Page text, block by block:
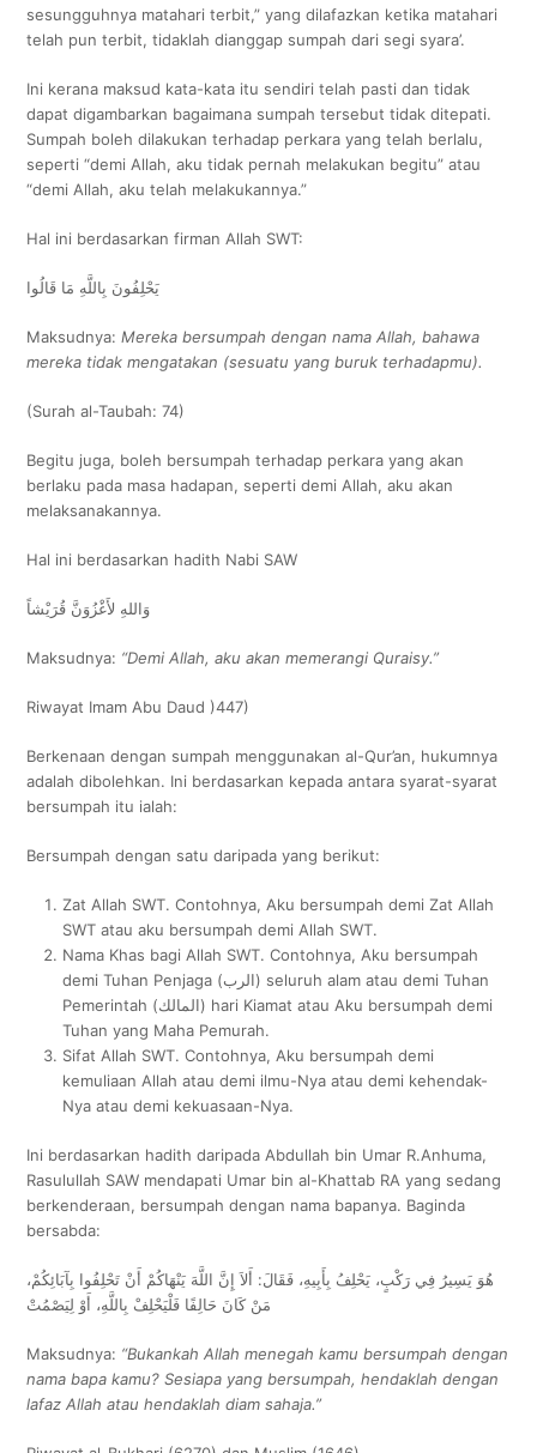
sesungguhnya matahari terbit,” yang dilafazkan ketika matahari
telah pun terbit, tidaklah dianggap sumpah dari segi syara’.
Ini kerana maksud kata-kata itu sendiri telah pasti dan tidak
dapat digambarkan bagaimana sumpah tersebut tidak ditepati.
Sumpah boleh dilakukan terhadap perkara yang telah berlalu,
seperti “demi Allah, aku tidak pernah melakukan begitu” atau
“demi Allah, aku telah melakukannya.”
Hal ini berdasarkan firman Allah SWT:
يَحْلِفُونَ بِاللَّهِ مَا قَالُوا
Maksudnya:Mereka bersumpah dengan nama Allah, bahawa
mereka tidak mengatakan (sesuatu yang buruk terhadapmu).
(Surah al-Taubah: 74)
Begitu juga, boleh bersumpah terhadap perkara yang akan
berlaku pada masa hadapan, seperti demi Allah, aku akan
melaksanakannya.
Hal ini berdasarkan hadith Nabi SAW
وَاللهِ لأَغْزُوَنَّ قُرَيْشاً
Maksudnya: “Demi Allah, aku akan memerangi Quraisy.”
Riwayat Imam Abu Daud )447)
Berkenaan dengan sumpah menggunakan al-Qur’an, hukumnya
adalah dibolehkan. Ini berdasarkan kepada antara syarat-syarat
bersumpah itu ialah:
Bersumpah dengan satu daripada yang berikut:
Zat Allah SWT. Contohnya, Aku bersumpah demi Zat Allah
SWT atau aku bersumpah demi Allah SWT.
Nama Khas bagi Allah SWT. Contohnya, Aku bersumpah
demi Tuhan Penjaga (الرب) seluruh alam atau demi Tuhan
Pemerintah (المالك) hari Kiamat atau Aku bersumpah demi
Tuhan yang Maha Pemurah.
Sifat Allah SWT. Contohnya, Aku bersumpah demi
kemuliaan Allah atau demi ilmu-Nya atau demi kehendak-
Nya atau demi kekuasaan-Nya.
Ini berdasarkan hadith daripada Abdullah bin Umar R.Anhuma,
Rasulullah SAW mendapati Umar bin al-Khattab RA yang sedang
berkenderaan, bersumpah dengan nama bapanya. Baginda
bersabda:
هُوَ يَسِيرُ فِي رَكْبٍ، يَحْلِفُ بِأَبِيهِ، فَقَالَ: أَلاَ إِنَّ اللَّهَ يَنْهَاكُمْ أَنْ تَحْلِفُوا بِآبَائِكُمْ،
مَنْ كَانَ حَالِفًا فَلْيَحْلِفْ بِاللَّهِ، أَوْ لِيَصْمُتْ
Maksudnya: “Bukankah Allah menegah kamu bersumpah dengan
nama bapa kamu? Sesiapa yang bersumpah, hendaklah dengan
lafaz Allah atau hendaklah diam sahaja.”